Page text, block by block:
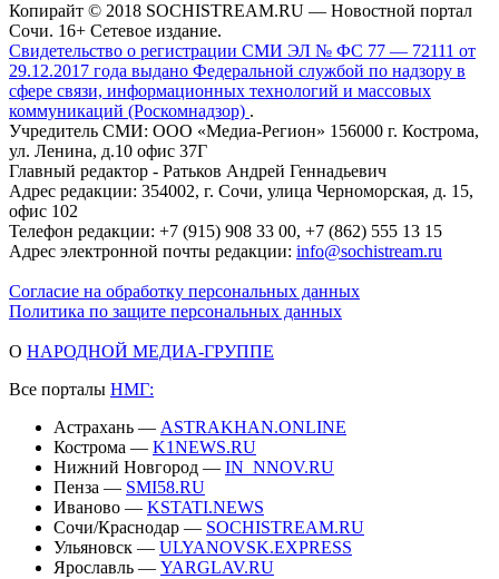
Копирайт © 2018 SOCHISTREAM.RU — Новостной портал
Сочи. 16+ Сетевое издание.
Свидетельство о регистрации СМИ ЭЛ № ФС 77 — 72111 от
29.12.2017 года выдано Федеральной службой по надзору в
сфере связи, информационных технологий и массовых
коммуникаций (Роскомнадзор) .
Учредитель СМИ: ООО «Медиа-Регион» 156000 г. Кострома,
ул. Ленина, д.10 офис 37Г
Главный редактор - Ратьков Андрей Геннадьевич
Адрес редакции: 354002, г. Сочи, улица Черноморская, д. 15,
офис 102
Телефон редакции: +7 (915) 908 33 00, +7 (862) 555 13 15
Адрес электронной почты редакции: info@sochistream.ru
Согласие на обработку персональных данных
Политика по защите персональных данных
О НАРОДНОЙ МЕДИА-ГРУППЕ
Все порталы НМГ:
Астрахань — ASTRAKHAN.ONLINE
Кострома — K1NEWS.RU
Нижний Новгород — IN_NNOV.RU
Пенза — SMI58.RU
Иваново — KSTATI.NEWS
Сочи/Краснодар — SOCHISTREAM.RU
Ульяновск — ULYANOVSK.EXPRESS
Ярославль — YARGLAV.RU